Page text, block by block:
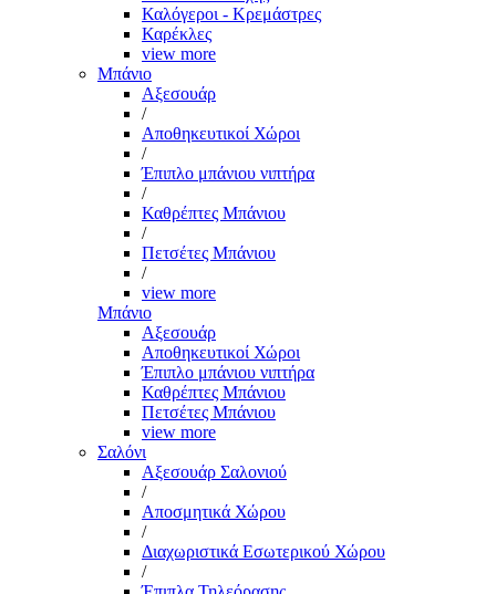
Καλόγεροι - Κρεμάστρες
Καρέκλες
view more
Μπάνιο
Αξεσουάρ
/
Αποθηκευτικοί Χώροι
/
Έπιπλο μπάνιου νιπτήρα
/
Καθρέπτες Μπάνιου
/
Πετσέτες Μπάνιου
/
view more
Μπάνιο
Αξεσουάρ
Αποθηκευτικοί Χώροι
Έπιπλο μπάνιου νιπτήρα
Καθρέπτες Μπάνιου
Πετσέτες Μπάνιου
view more
Σαλόνι
Αξεσουάρ Σαλονιού
/
Αποσμητικά Χώρου
/
Διαχωριστικά Εσωτερικού Χώρου
/